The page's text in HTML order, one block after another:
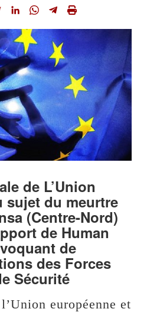
de L’Union
sujet du meurtre
(Centre-Nord)
de Human
de
des Forces
Sécurité
européenne et